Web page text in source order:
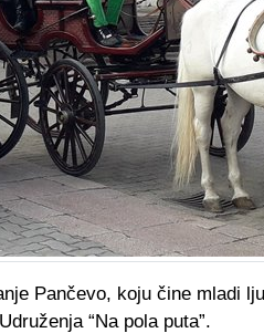
Pančevo, koju čine mladi
“Na pola puta”.